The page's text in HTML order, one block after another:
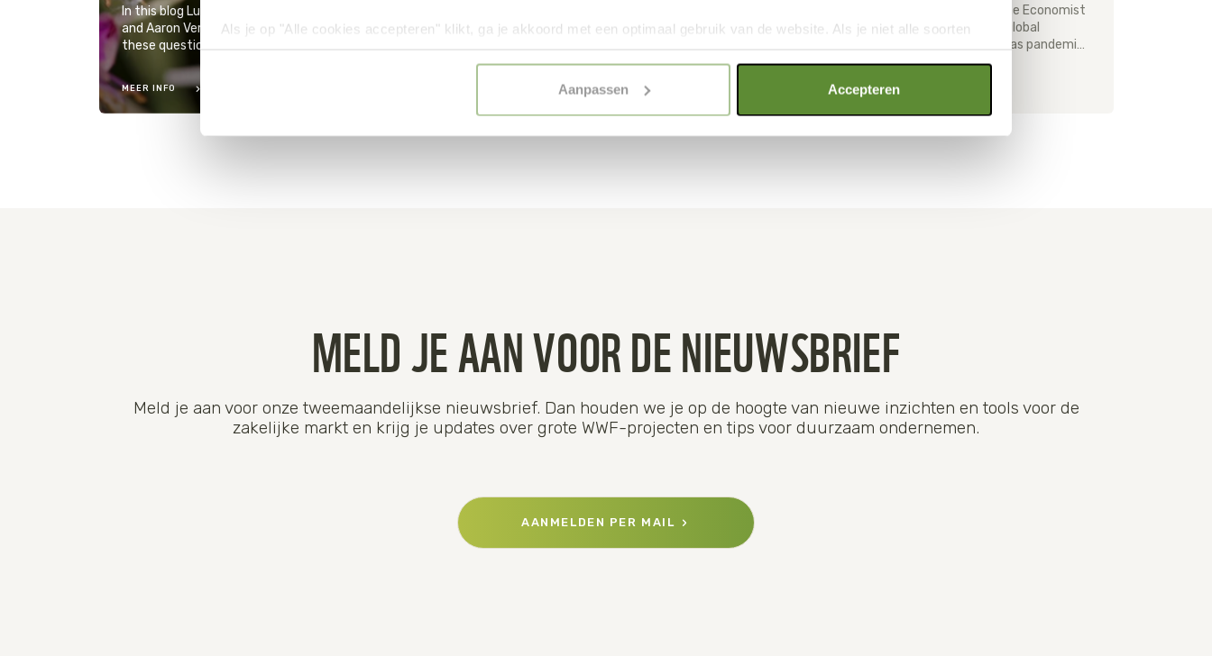
Als je op "Alle cookies accepteren" klikt, ga je akkoord met een optimaal gebruik van de website. Als je niet alle soorten
cookies wilt toestaan, maak dan jouw keuze in "selectie toestaan" of "alleen noodzakelijke cookies", wat wel gevolgen kan
Aanpassen Accepteren
In this blog Lucian Peppelenbos Climate & Biodiversity Strategist at Robeco
and Aaron Vermeulen Practice leader finance, WWF-NL share their thoughts on
these questions.
MEER INFO
talks about Earth Day, his
MEER INFO
A recent article in the Economist
asks whether large global
systemic risks such as pandemics are so-called ‘black swan events’ – extreme events that take us by surprise – or if they are in fact large rhinos that wander around in plain sight. We know they are very dangerous; we just don’t know when they are going to charge at us.
MEER INFO
MELD JE AAN VOOR DE NIEUWSBRIEF
Meld je aan voor onze tweemaandelijkse nieuwsbrief. Dan houden we je op de hoogte van nieuwe inzichten en tools voor de
zakelijke markt en krijg je updates over grote WWF-projecten en tips voor duurzaam ondernemen.
AANMELDEN PER MAIL